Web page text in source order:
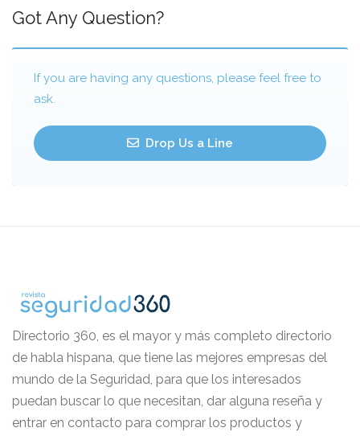
Got Any Question?
If you are having any questions, please feel free to
ask.
Drop Us a Line
Directorio 360, es el mayor y más completo directorio
de habla hispana, que tiene las mejores empresas del
mundo de la Seguridad, para que los interesados
puedan buscar lo que necesitan, dar alguna reseña y
entrar en contacto para comprar los productos y